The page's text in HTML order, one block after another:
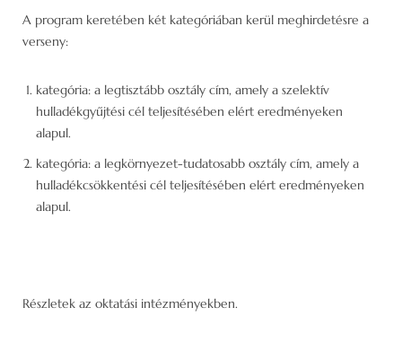
A program keretében két kategóriában kerül meghirdetésre a
verseny:
kategória: a legtisztább osztály cím, amely a szelektív
hulladékgyűjtési cél teljesítésében elért eredményeken
alapul.
kategória: a legkörnyezet-tudatosabb osztály cím, amely a
hulladékcsökkentési cél teljesítésében elért eredményeken
alapul.
Részletek az oktatási intézményekben.